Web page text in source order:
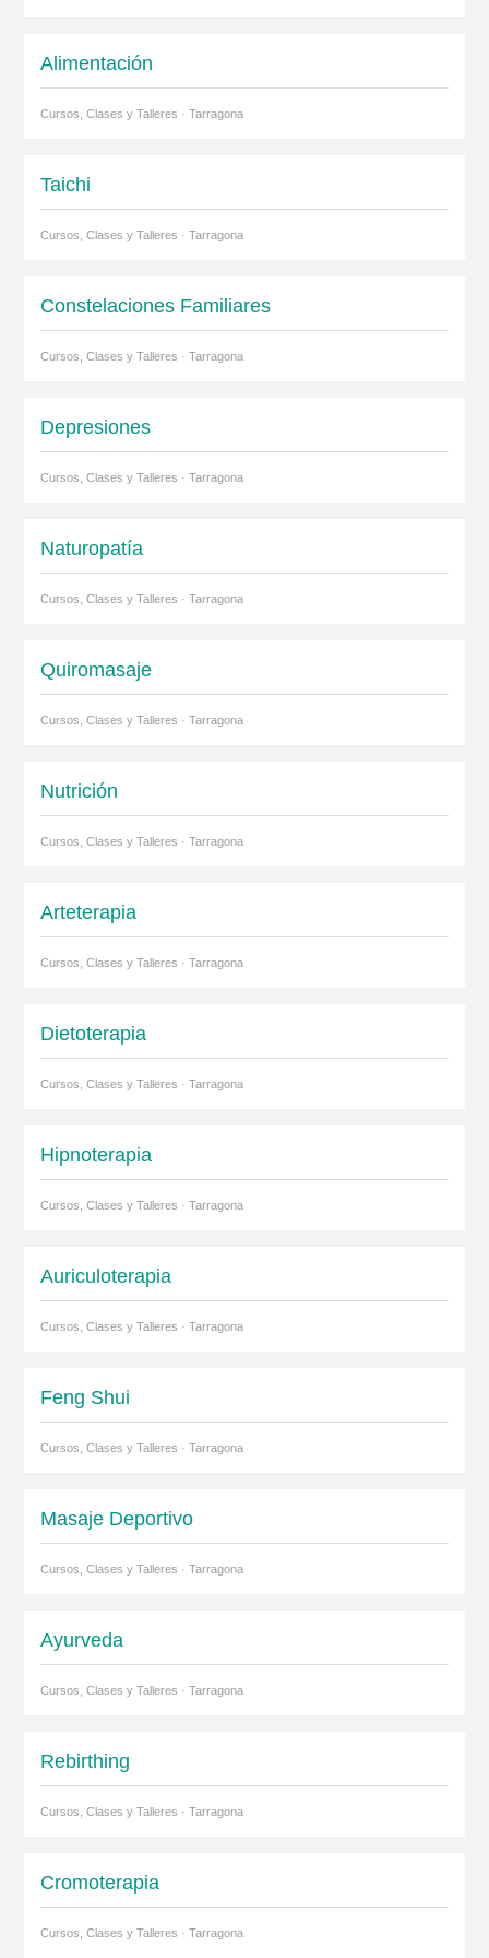
Alimentación
Cursos, Clases y Talleres · Tarragona
Taichi
Cursos, Clases y Talleres · Tarragona
Constelaciones Familiares
Cursos, Clases y Talleres · Tarragona
Depresiones
Cursos, Clases y Talleres · Tarragona
Naturopatía
Cursos, Clases y Talleres · Tarragona
Quiromasaje
Cursos, Clases y Talleres · Tarragona
Nutrición
Cursos, Clases y Talleres · Tarragona
Arteterapia
Cursos, Clases y Talleres · Tarragona
Dietoterapia
Cursos, Clases y Talleres · Tarragona
Hipnoterapia
Cursos, Clases y Talleres · Tarragona
Auriculoterapia
Cursos, Clases y Talleres · Tarragona
Feng Shui
Cursos, Clases y Talleres · Tarragona
Masaje Deportivo
Cursos, Clases y Talleres · Tarragona
Ayurveda
Cursos, Clases y Talleres · Tarragona
Rebirthing
Cursos, Clases y Talleres · Tarragona
Cromoterapia
Cursos, Clases y Talleres · Tarragona